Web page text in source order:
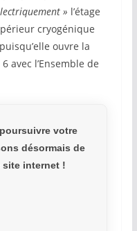
» l’étage
cryogénique
ouvre la
avec l’Ensemble de
votre
désormais de
site internet !